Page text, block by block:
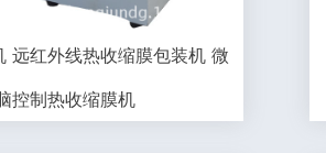
远红外线热收缩膜包装机 微
控制热收缩膜机